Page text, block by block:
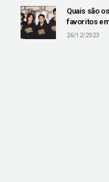
Quais são
favoritos
26/12/2023